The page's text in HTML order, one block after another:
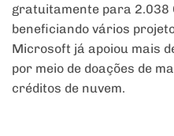
gratuitamente para 2.038
beneficiando vários
Microsoft já apoiou mais
por meio de doações de
créditos de nuvem.